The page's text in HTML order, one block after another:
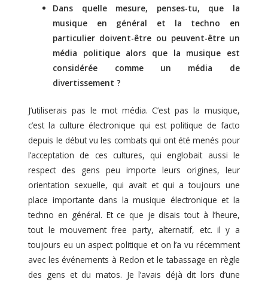
Dans quelle mesure, penses-tu, que la
musique en général et la techno en
particulier doivent-être ou peuvent-être un
média politique alors que la musique est
considérée comme un média de
divertissement ?
J’utiliserais pas le mot média. C’est pas la musique,
c’est la culture électronique qui est politique de facto
depuis le début vu les combats qui ont été menés pour
l’acceptation de ces cultures, qui englobait aussi le
respect des gens peu importe leurs origines, leur
orientation sexuelle, qui avait et qui a toujours une
place importante dans la musique électronique et la
techno en général. Et ce que je disais tout à l’heure,
tout le mouvement free party, alternatif, etc. il y a
toujours eu un aspect politique et on l’a vu récemment
avec les événements à Redon et le tabassage en règle
des gens et du matos. Je l’avais déjà dit lors d’une